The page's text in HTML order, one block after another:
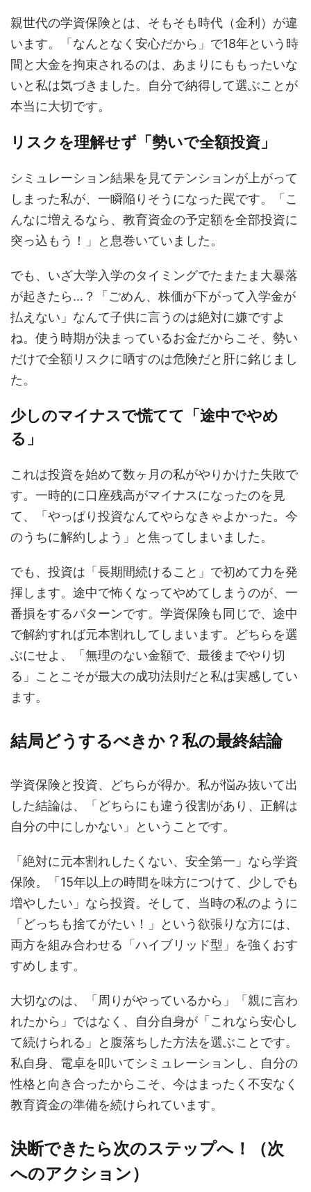
親世代の学資保険とは、そもそも時代（金利）が違
います。「なんとなく安心だから」で18年という時
間と大金を拘束されるのは、あまりにももったいな
いと私は気づきました。自分で納得して選ぶことが
本当に大切です。
リスクを理解せず「勢いで全額投資」
シミュレーション結果を見てテンションが上がって
しまった私が、一瞬陥りそうになった罠です。「こ
んなに増えるなら、教育資金の予定額を全部投資に
突っ込もう！」と息巻いていました。
でも、いざ大学入学のタイミングでたまたま大暴落
が起きたら…？「ごめん、株価が下がって入学金が
払えない」なんて子供に言うのは絶対に嫌ですよ
ね。使う時期が決まっているお金だからこそ、勢い
だけで全額リスクに晒すのは危険だと肝に銘じまし
た。
少しのマイナスで慌てて「途中でやめ
る」
これは投資を始めて数ヶ月の私がやりかけた失敗で
す。一時的に口座残高がマイナスになったのを見
て、「やっぱり投資なんてやらなきゃよかった。今
のうちに解約しよう」と焦ってしまいました。
でも、投資は「長期間続けること」で初めて力を発
揮します。途中で怖くなってやめてしまうのが、一
番損をするパターンです。学資保険も同じで、途中
で解約すれば元本割れしてしまいます。どちらを選
ぶにせよ、「無理のない金額で、最後までやり切
る」ことこそが最大の成功法則だと私は実感してい
ます。
結局どうするべきか？私の最終結論
学資保険と投資、どちらが得か。私が悩み抜いて出
した結論は、「どちらにも違う役割があり、正解は
自分の中にしかない」ということです。
「絶対に元本割れしたくない、安全第一」なら学資
保険。「15年以上の時間を味方につけて、少しでも
増やしたい」なら投資。そして、当時の私のように
「どっちも捨てがたい！」という欲張りな方には、
両方を組み合わせる「ハイブリッド型」を強くおす
すめします。
大切なのは、「周りがやっているから」「親に言わ
れたから」ではなく、自分自身が「これなら安心し
て続けられる」と腹落ちした方法を選ぶことです。
私自身、電卓を叩いてシミュレーションし、自分の
性格と向き合ったからこそ、今はまったく不安なく
教育資金の準備を続けられています。
決断できたら次のステップへ！（次
へのアクション）